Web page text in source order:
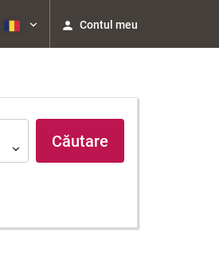
Contul meu
Căutare